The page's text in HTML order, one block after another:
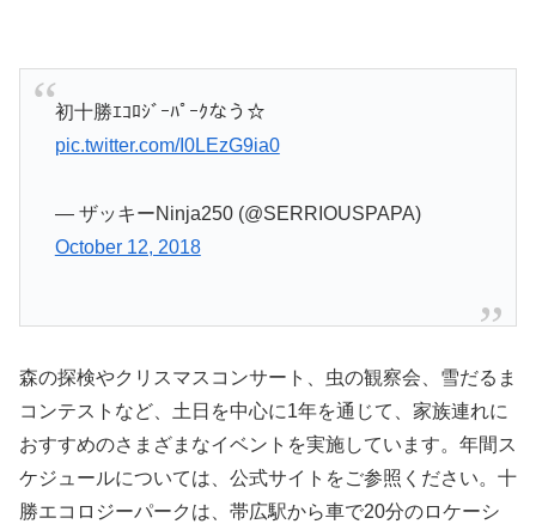
初十勝ｴｺﾛｼﾞｰﾊﾟｰｸなう☆
pic.twitter.com/I0LEzG9ia0
— ザッキーNinja250 (@SERRIOUSPAPA)
October 12, 2018
森の探検やクリスマスコンサート、虫の観察会、雪だるま
コンテストなど、土日を中心に1年を通じて、家族連れに
おすすめのさまざまなイベントを実施しています。年間ス
ケジュールについては、公式サイトをご参照ください。十
勝エコロジーパークは、帯広駅から車で20分のロケーシ